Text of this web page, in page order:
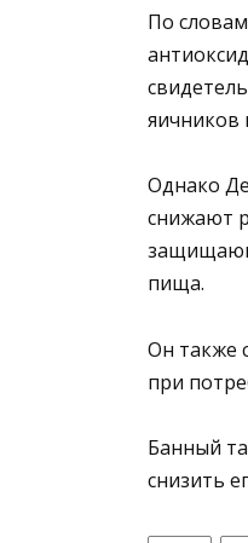
По
яичников
Однако
снижают
пища.
Он также
при
Банный
снизить